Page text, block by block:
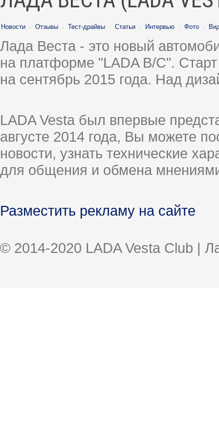
Новости · Отзывы · Тест-драйвы · Статьи · Интервью · Фото ·
Лада Веста - это новый
на платформе "LADA B/C".
на сентябрь 2015 года. Над
LADA Vesta был впервые
августе 2014 года, Вы можете
новости, узнать технические
для общения и обмена
Разместить рекламу на сайте
© 2014-2020 LADA Vesta Club |